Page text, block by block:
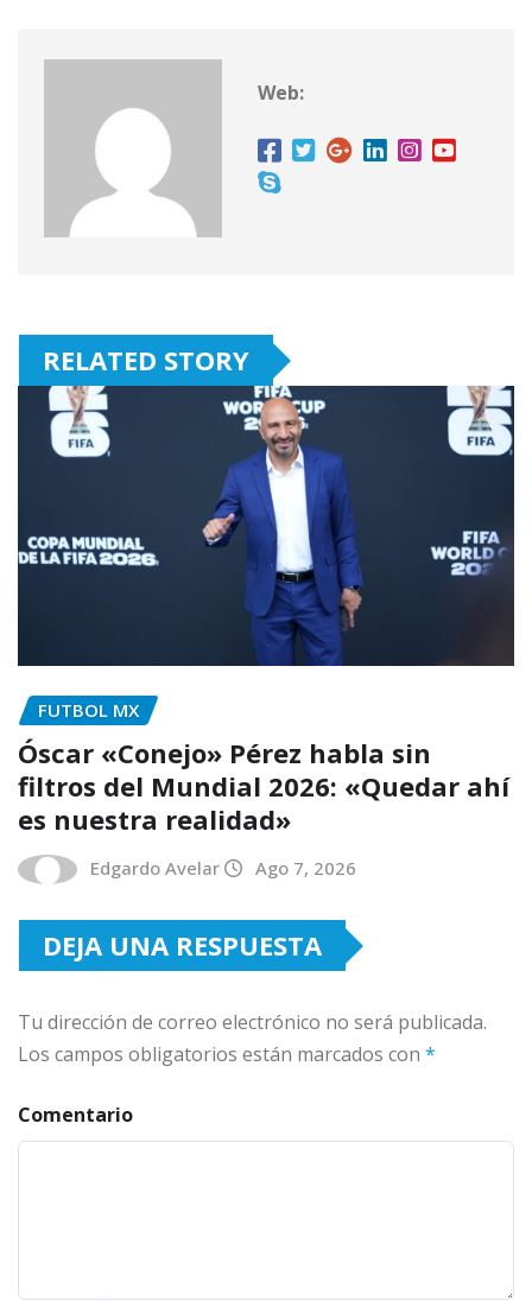
Web:
RELATED STORY
FUTBOL MX
Óscar «Conejo» Pérez habla sin
filtros del Mundial 2026: «Quedar ahí
es nuestra realidad»
Edgardo Avelar Ago 7, 2026
DEJA UNA RESPUESTA
Tu dirección de correo electrónico no será publicada.
Los campos obligatorios están marcados con *
Comentario